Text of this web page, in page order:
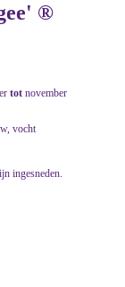
®
tot november
vocht
ingesneden.